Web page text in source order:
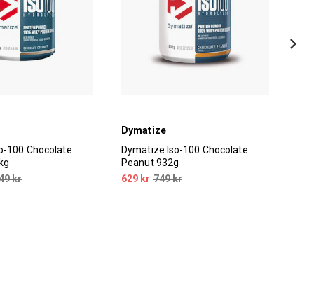
100 Chocolate
kr
Dymatize
Dymatize Iso-100 Chocolate
Peanut 932g
629 kr 749 kr